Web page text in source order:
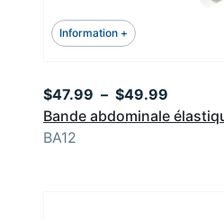
Information +
Bande abdominale
$47.99 – $49.99
de
BA12